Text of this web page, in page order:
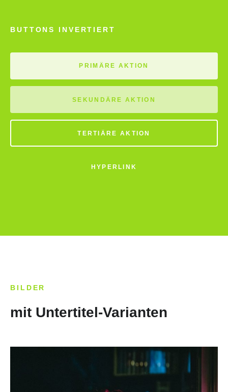
BUTTONS INVERTIERT
PRIMÄRE AKTION
SEKUNDÄRE AKTION
TERTIÄRE AKTION
HYPERLINK
BILDER
mit Untertitel-Varianten